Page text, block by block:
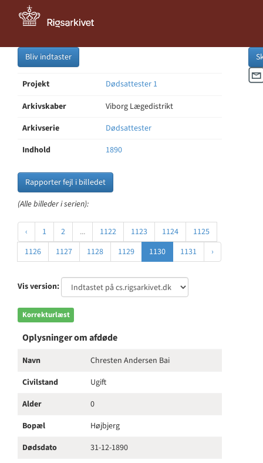
Bliv indtaster
Projekt
Dødsattester 1
Arkivskaber
Viborg Lægedistrikt
Arkivserie
Dødsattester
Indhold
1890
Rapporter fejl i billedet
(Alle billeder i serien):
‹ 1 2 ... 1122 1123 1124
1125
1126
1127 1128 1129 1130 1131 ›
Vis version:
Korrekturlæst
Oplysninger om afdøde
Navn
Chresten Andersen Bai
Civilstand
Ugift
Alder
0
Bopæl
Højbjerg
Dødsdato
31-12-1890